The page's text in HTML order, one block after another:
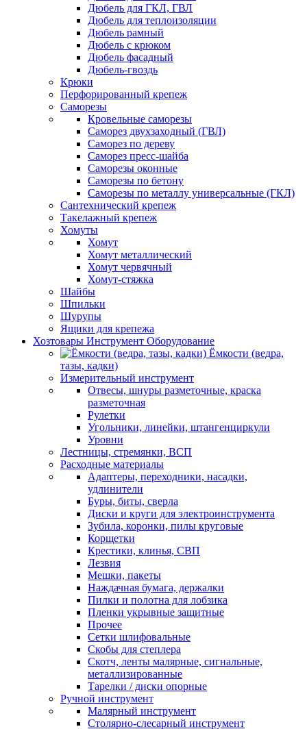
Дюбель для ГКЛ, ГВЛ
Дюбель для теплоизоляции
Дюбель рамный
Дюбель с крюком
Дюбель фасадный
Дюбель-гвоздь
Крюки
Перфорированный крепеж
Саморезы
Кровельные саморезы
Саморез двухзаходный (ГВЛ)
Саморез по дереву
Саморез пресс-шайба
Саморезы оконные
Саморезы по бетону
Саморезы по металлу универсальные (ГКЛ)
Сантехнический крепеж
Такелажный крепеж
Хомуты
Хомут
Хомут металлический
Хомут червячный
Хомут-стяжка
Шайбы
Шпильки
Шурупы
Ящики для крепежа
Хозтовары Инструмент Оборудование
Ёмкости (ведра,
тазы, кадки)
Измерительный инструмент
Отвесы, шнуры разметочные, краска
разметочная
Рулетки
Угольники, линейки, штангенциркули
Уровни
Лестницы, стремянки, ВСП
Расходные материалы
Адаптеры, переходники, насадки,
удлинители
Буры, биты, сверла
Диски и круги для электроинструмента
Зубила, коронки, пилы круговые
Корщетки
Крестики, клинья, СВП
Лезвия
Мешки, пакеты
Наждачная бумага, держалки
Пилки и полотна для лобзика
Пленки укрывные защитные
Прочее
Сетки шлифовальные
Скобы для степлера
Скотч, ленты малярные, сигнальные,
металлизированные
Тарелки / диски опорные
Ручной инструмент
Малярный инструмент
Столярно-слесарный инструмент